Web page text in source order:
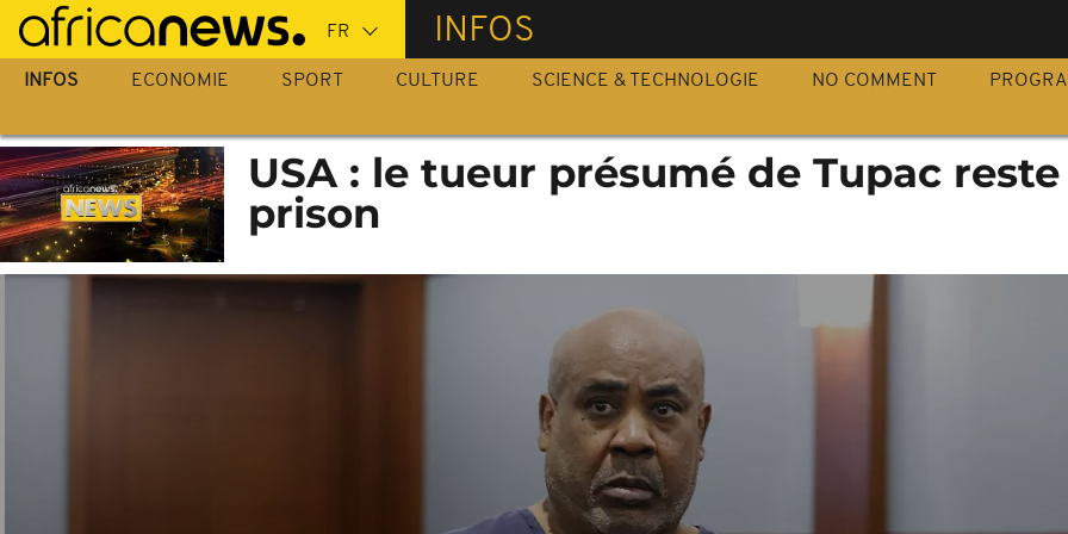
Passer
au
contenu
INFOS
INFOS ECONOMIE SPORT CULTURE SCIENCE & TECHNOLOGIE NO COMMENT
USA : le tueur présumé de Tupac
prison